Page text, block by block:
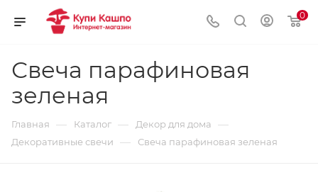
0
Свеча парафиновая
зеленая
Главная — Каталог — Декор для дома —
Декоративные свечи — Свеча парафиновая зеленая